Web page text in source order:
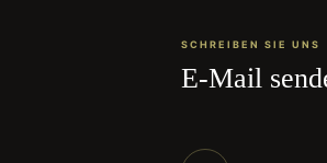
SCHREIBEN SIE UNS
E-Mail